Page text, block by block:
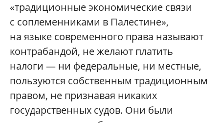
«традиционные экономические связи
с соплеменниками в Палестине»,
на языке современного права называют
контрабандой, не желают платить
налоги — ни федеральные, ни местные,
пользуются собственным традиционным
правом, не признавая никаких
государственных судов. Они были